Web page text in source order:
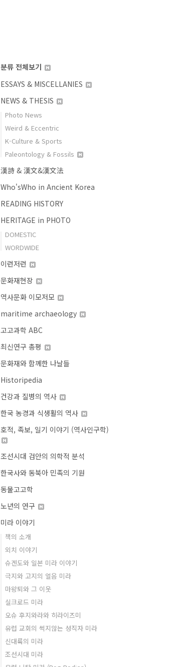
분류 전체보기
ESSAYS & MISCELLANIES
NEWS & THESIS
Photo News
Weird & Eccentric
K-Culture & Sports
Paleontology & Fossils
漢詩 & 漢文&漢文法
Who'sWho in Ancient Korea
READING HISTORY
HERITAGE in PHOTO
DOMESTIC
WORDWIDE
이런저런
문화재현장
역사문화 이모저모
maritime archaeology
고고과학 ABC
최신연구 총평
문화재와 함께한 나날들
Historipedia
건강과 질병의 역사
한국 농경과 식생활의 역사
호적, 족보, 일기 이야기 (역사인구학)
조선시대 검안의 의학적 분석
한국사와 동북아 민족의 기원
동물고고학
노년의 연구
미라 이야기
책의 소개
외치 이야기
슈겐도와 일본 미라 이야기
극지와 고지의 얼음 미라
마왕퇴와 그 이웃
실크로드 미라
오슈 후지와라와 히라이즈미
유럽 교회의 썩지않는 성직자 미라
신대륙의 미라
조선시대 미라